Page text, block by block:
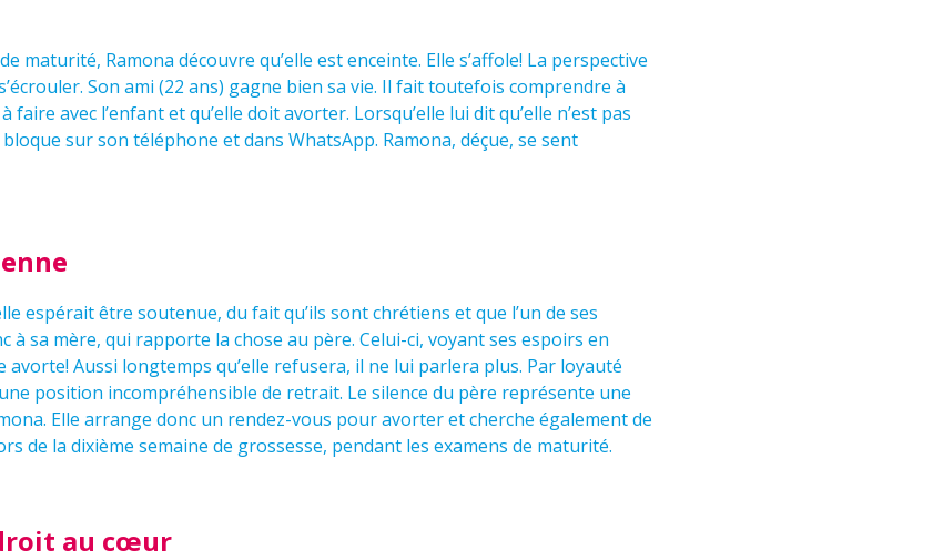
maturité, Ramona découvre qu’elle est enceinte. Elle s’affole! La perspective
Son ami (22 ans) gagne bien sa vie. Il fait toutefois comprendre à
faire avec l’enfant et qu’elle doit avorter. Lorsqu’elle lui dit qu’elle n’est pas
sur son téléphone et dans WhatsApp. Ramona, déçue, se sent
espérait être soutenue, du fait qu’ils sont chrétiens et que l’un de ses
à sa mère, qui rapporte la chose au père. Celui-ci, voyant ses espoirs en
avorte! Aussi longtemps qu’elle refusera, il ne lui parlera plus. Par loyauté
position incompréhensible de retrait. Le silence du père représente une
Elle arrange donc un rendez-vous pour avorter et cherche également de
de la dixième semaine de grossesse, pendant les examens de maturité.
au cœur